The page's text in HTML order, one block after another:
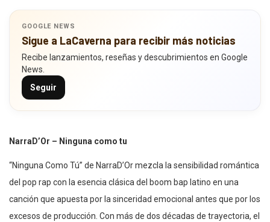
GOOGLE NEWS
Sigue a LaCaverna para recibir más noticias
Recibe lanzamientos, reseñas y descubrimientos en Google
News.
Seguir
NarraD’Or – Ninguna como tu
“Ninguna Como Tú” de NarraD’Or mezcla la sensibilidad romántica
del pop rap con la esencia clásica del boom bap latino en una
canción que apuesta por la sinceridad emocional antes que por los
excesos de producción. Con más de dos décadas de trayectoria, el